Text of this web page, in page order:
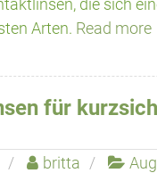
die sich
Arten. Read more
für
britta